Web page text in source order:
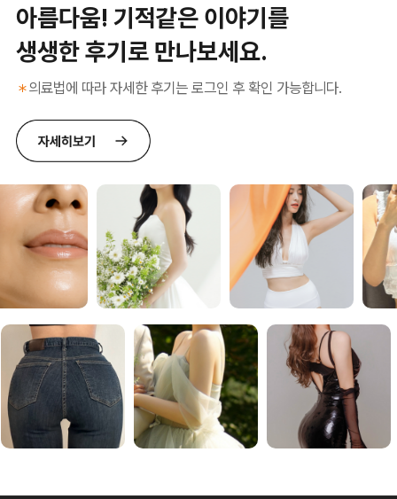
아름다움! 기적같은 이야기를
생생한 후기로 만나보세요.
＊의료법에 따라 자세한 후기는 로그인 후 확인 가능합니다.